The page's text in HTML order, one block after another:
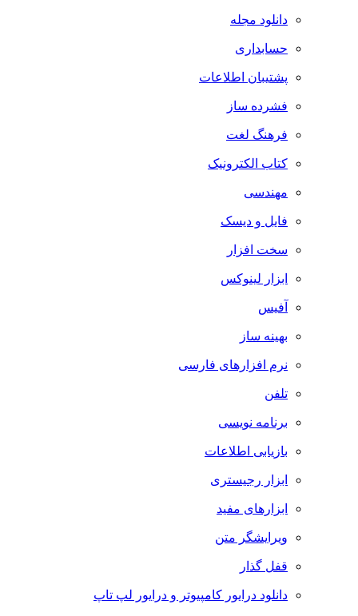
دانلود مجله
حسابداری
پشتیبان اطلاعات
فشرده ساز
فرهنگ لغت
کتاب الکترونیک
مهندسی
فایل و دیسک
سخت افزار
ابزار لینوکس
آفیس
بهینه ساز
نرم افزارهای فارسی
تلفن
برنامه نویسی
بازیابی اطلاعات
ابزار رجیستری
ابزارهای مفید
ویرایشگر متن
قفل گذار
دانلود درایور کامپیوتر و درایور لپ تاپ